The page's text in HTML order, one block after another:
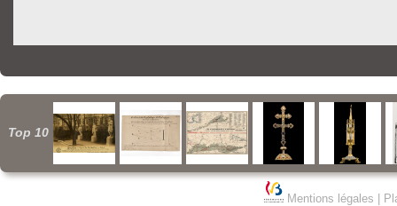
Top 10
Mentions légales